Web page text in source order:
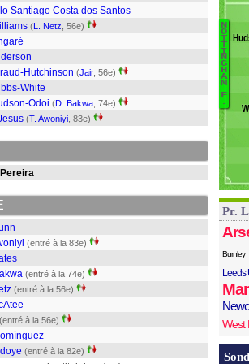
Santiago Costa dos Santos
(L. Netz , 56e)
Hutchinson (Jair, 56e)
White
Odoi (D. Bakwa , 74e)
(T. Awoniyi , 83e)
(entré à la 83e)
(entré à la 74e)
(entré à la 56e)
(entré à la 56e)
(entré à la 82e)
N
O
T
T
I
N
G
H
A
M
F
.
Pr.
Burnley
Leeds
West